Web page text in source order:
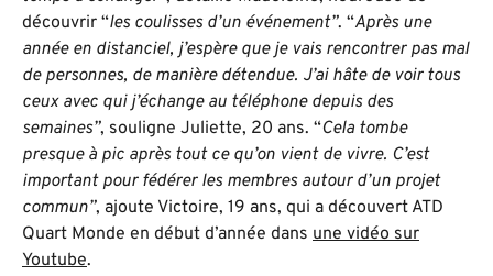
découvrir “les coulisses d’un événement”. “Après une
année en distanciel, j’espère que je vais rencontrer pas mal
de personnes, de manière détendue. J’ai hâte de voir tous
ceux avec qui j’échange au téléphone depuis des
semaines”, souligne Juliette, 20 ans. “Cela tombe
presque à pic après tout ce qu’on vient de vivre. C’est
important pour fédérer les membres autour d’un projet
commun”, ajoute Victoire, 19 ans, qui a découvert ATD
Quart Monde en début d’année dans une vidéo sur
Youtube.